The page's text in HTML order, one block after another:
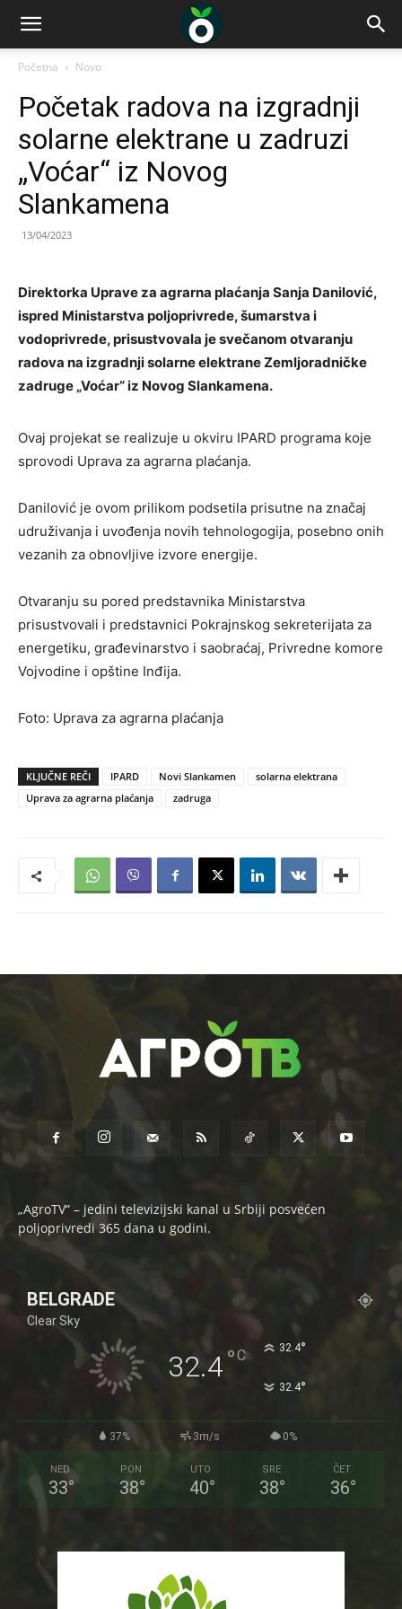
Početna Novo
Početak radova na izgradnji
solarne elektrane u zadruzi
„Voćar“ iz Novog
Slankamena
13/04/2023
Direktorka Uprave za agrarna plaćanja Sanja Danilović,
ispred Ministarstva poljoprivrede, šumarstva i
vodoprivrede, prisustvovala je svečanom otvaranju
radova na izgradnji solarne elektrane Zemljoradničke
zadruge „Voćar“ iz Novog Slankamena.
Ovaj projekat se realizuje u okviru IPARD programa koje
sprovodi Uprava za agrarna plaćanja.
Danilović je ovom prilikom podsetila prisutne na značaj
udruživanja i uvođenja novih tehnologogija, posebno onih
vezanih za obnovljive izvore energije.
Otvaranju su pored predstavnika Ministarstva
prisustvovali i predstavnici Pokrajnskog sekreterijata za
energetiku, građevinarstvo i saobraćaj, Privredne komore
Vojvodine i opštine Inđija.
Foto: Uprava za agrarna plaćanja
KLJUČNE REČI IPARD Novi Slankamen
solarna elektrana
Uprava za agrarna plaćanja
zadruga
„AgroTV“ – jedini televizijski kanal u Srbiji posvećen
poljoprivredi 365 dana u godini.
BELGRADE
Clear Sky
32.4°C 32.4°
32.4°
37% 3m/s 0%
NED
33°
PON
38°
UTO
40°
SRE
38°
ČET
36°